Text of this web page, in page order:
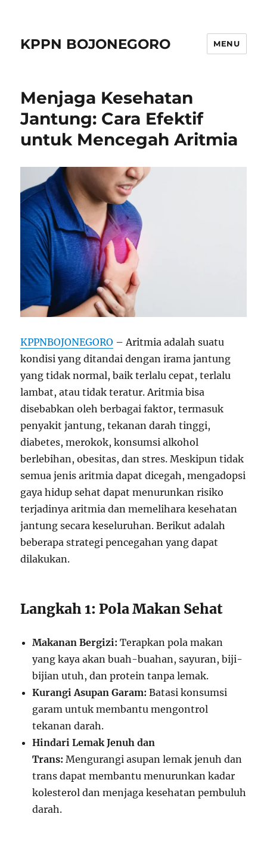
KPPN BOJONEGORO MENU
Menjaga Kesehatan
Jantung: Cara Efektif
untuk Mencegah Aritmia
KPPNBOJONEGORO – Aritmia adalah suatu
kondisi yang ditandai dengan irama jantung
yang tidak normal, baik terlalu cepat, terlalu
lambat, atau tidak teratur. Aritmia bisa
disebabkan oleh berbagai faktor, termasuk
penyakit jantung, tekanan darah tinggi,
diabetes, merokok, konsumsi alkohol
berlebihan, obesitas, dan stres. Meskipun tidak
semua jenis aritmia dapat dicegah, mengadopsi
gaya hidup sehat dapat menurunkan risiko
terjadinya aritmia dan memelihara kesehatan
jantung secara keseluruhan. Berikut adalah
beberapa strategi pencegahan yang dapat
dilakukan.
Langkah 1: Pola Makan Sehat
Makanan Bergizi: Terapkan pola makan
yang kaya akan buah-buahan, sayuran, biji-
bijian utuh, dan protein tanpa lemak.
Kurangi Asupan Garam: Batasi konsumsi
garam untuk membantu mengontrol
tekanan darah.
Hindari Lemak Jenuh dan
Trans: Mengurangi asupan lemak jenuh dan
trans dapat membantu menurunkan kadar
kolesterol dan menjaga kesehatan pembuluh
darah.